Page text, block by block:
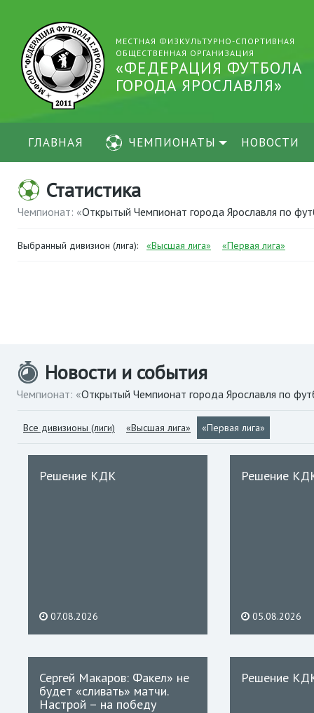
МЕСТНАЯ ФИЗКУЛЬТУРНО-СПОРТИВНАЯ
ОБЩЕСТВЕННАЯ ОРГАНИЗАЦИЯ
«ФЕДЕРАЦИЯ ФУТБОЛА
ГОРОДА ЯРОСЛАВЛЯ»
ГЛАВНАЯ ЧЕМПИОНАТЫ НОВОСТИ
Статистика
Чемпионат: «Открытый Чемпионат города Ярославля по
Выбранный дивизион (лига): «Высшая лига» «Первая лига»
Новости и события
Чемпионат: «Открытый Чемпионат города Ярославля по
Все дивизионы (лиги) «Высшая лига» «Первая лига»
Решение КДК
07.08.2026
Решение
05.08.2026
Сергей Макаров: Факел» не
будет «сливать» матчи.
Настрой – на победу
Решение